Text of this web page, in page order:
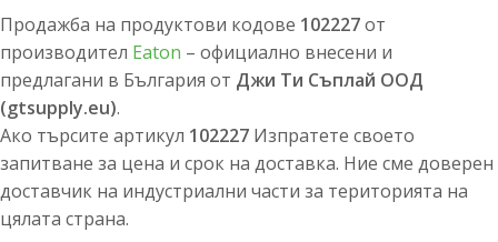
Продажба на продуктови кодове 102227от
производител Eaton – официално внесени и
предлагани в България от Джи Ти Съплай ООД
(gtsupply.eu).
Ако търсите артикул 102227 Изпратете своето
запитване за цена и срок на доставка. Ние сме доверен
доставчик на индустриални части за територията на
цялата страна.